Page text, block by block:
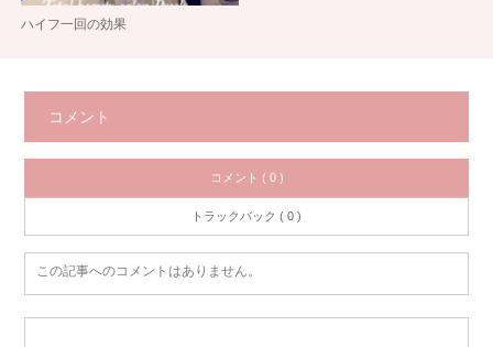
ハイフ一回の効果
コメント
コメント ( 0 )
トラックバック ( 0 )
この記事へのコメントはありません。